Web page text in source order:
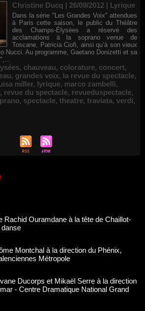
Christine Ducq | 26/09/2012 | Lyrique
Dans la série "Les Grandes Voix" attendues
à Paris cette saison, le public du Théâtre
des Champs-Élysées a réservé des
acclamations à la soprano venue de
Toscane, Patricia Ciofi, ainsi qu’à son vieux
Nucci. Au programme, Gaetano Donizetti et sa
, chauveau, colorature, concert,
, grandes voix, la revue du spectacle,
miller, lyrique, marco zambelli,
, revue du spectacle, revueduspectacle,
, spectacle, theatre, traviata, verdi,
Montchal à la direction du Phénix,
Métropole
Ducorps et Mikaël Serre à la direction
- Centre Dramatique National Grand
Guédon nommés à la direction du